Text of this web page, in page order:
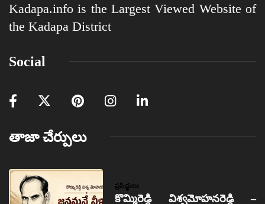
Kadapa.info is the Largest Viewed Website of
the Kadapa District
Social
తాజా చేర్పులు
ప్రసిద్ధులు
కొమ్మిరెడ్డి విశ్వమోహనరెడ్డి –